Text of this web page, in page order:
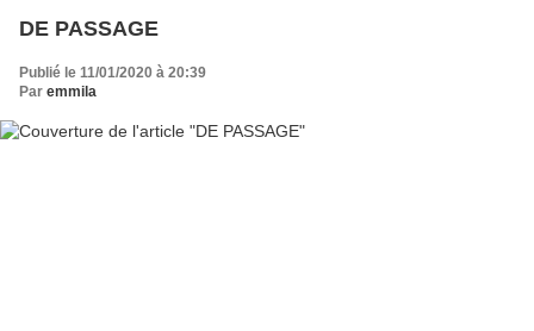
DE PASSAGE
Publié le 11/01/2020 à 20:39
Par emmila